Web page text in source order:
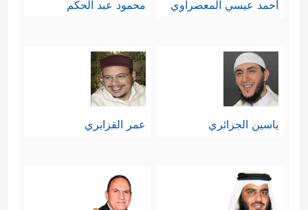
أحمد عيسي المعصراوي محمود عبد الحكم
ياسين الجزائري عمر القزابري